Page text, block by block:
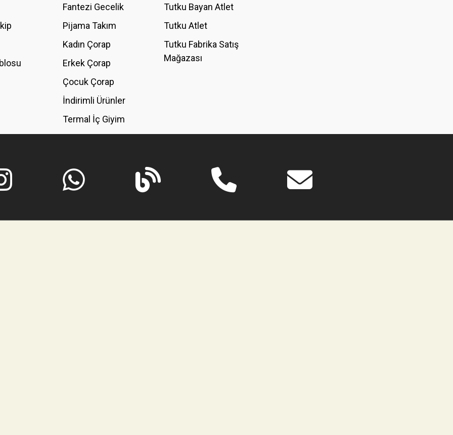
Fantezi Gecelik
Pijama Takım
Kadın Çorap
Erkek Çorap
Çocuk Çorap
İndirimli Ürünler
Termal İç Giyim
Tutku Bayan Atlet
Tutku Atlet
Tutku Fabrika Satış
Mağazası